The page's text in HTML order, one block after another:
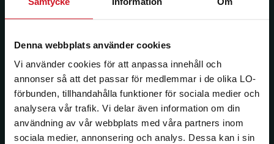
Denna webbplats använder cookies
Vi använder cookies för att anpassa innehåll och
annonser så att det passar för medlemmar i de olika LO-
förbunden, tillhandahålla funktioner för sociala medier och
analysera vår trafik. Vi delar även information om din
användning av vår webbplats med våra partners inom
sociala medier, annonsering och analys. Dessa kan i sin